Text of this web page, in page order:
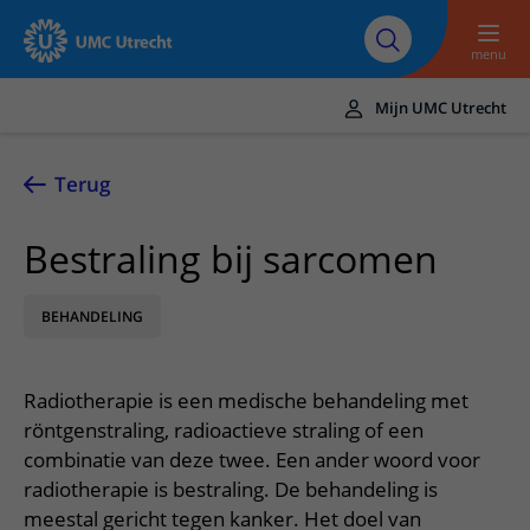
Naar hoofdinhoud
Over UMC
Utrecht
Research
Werken bij het UMC
Utrecht
menu
UMC Utrecht
Zorg en behandeling
Ziekten en aandoeningen
Poliklinieken
Verpleegafdelingen
Onze zorgverleners
Afspraak en opname
Bezoek aan de polikliniek
Opname in het ziekenhuis
Voorbereiding op uw afspraak
Op bezoek in het UMC Utrecht
Apotheek
Winkels en restaurants
Contact en route
Spoed
Contactgegevens
Verwijzers
Patiënt verwijzen
Mijn UMC Utrecht
Terug
Bestraling bij sarcomen
BEHANDELING
Radiotherapie is een medische behandeling met
röntgenstraling, radioactieve straling of een
combinatie van deze twee. Een ander woord voor
radiotherapie is bestraling. De behandeling is
meestal gericht tegen kanker. Het doel van